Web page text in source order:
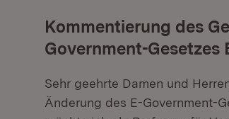
Kommentierung des
Government-
Sehr geehrte Damen und
Änderung des E-Government-